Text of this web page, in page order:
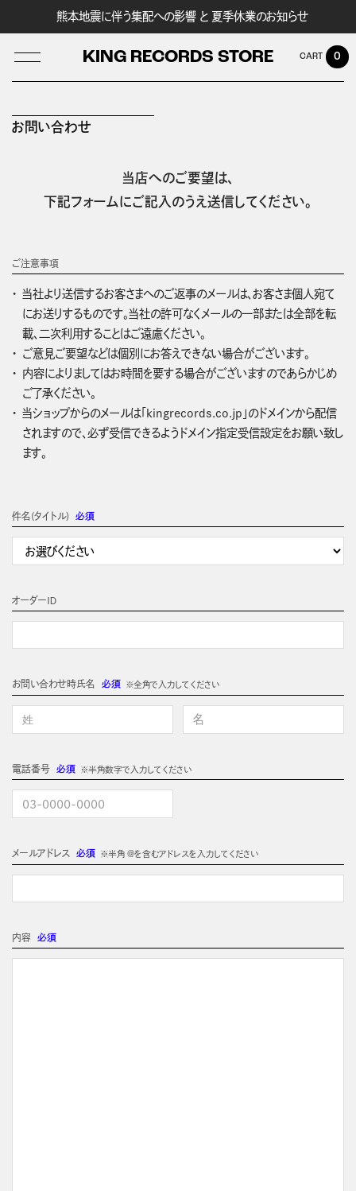
熊本地震に伴う集配への影響 と 夏季休業のお知らせ
KING RECORDS STORE 0
お問い合わせ
当店へのご要望は、
下記フォームにご記入のうえ送信してください。
ご注意事項
当社より送信するお客さまへのご返事のメールは、お客さま個人宛て
にお送りするものです。当社の許可なくメールの一部または全部を転
載、二次利用することはご遠慮ください。
ご意見ご要望などは個別にお答えできない場合がございます。
内容によりましてはお時間を要する場合がございますのであらかじめ
ご了承ください。
当ショップからのメールは「kingrecords.co.jp」のドメインから配信
されますので、必ず受信できるようドメイン指定受信設定をお願い致し
ます。
件名(タイトル) 必須
オーダーＩＤ
お問い合わせ時氏名 必須 ※全角で入力してください
電話番号必須 ※半角数字で入力してください
メールアドレス 必須 ※半角 @を含むアドレスを入力してください
内容 必須